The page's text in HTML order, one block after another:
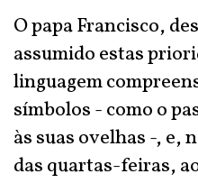
O papa Francisco,
assumido estas
linguagem
símbolos - como o
às suas ovelhas -, e,
das quartas-feiras,